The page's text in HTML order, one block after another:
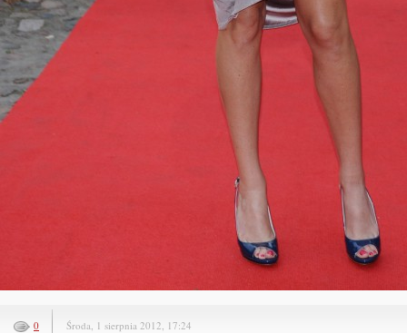
0 Środa, 1 sierpnia 2012, 17:24